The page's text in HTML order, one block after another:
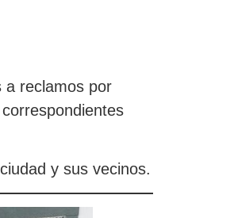
a reclamos por
y sus vecinos.